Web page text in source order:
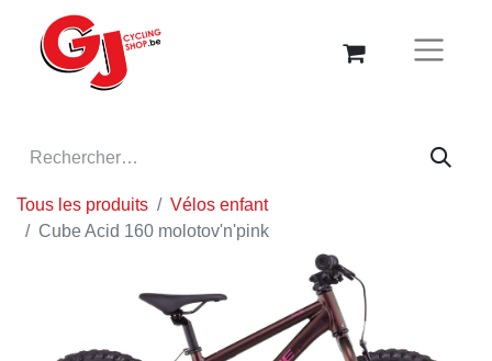
Tous les produits
Vélos enfant
Cube Acid 160 molotov'n'pink